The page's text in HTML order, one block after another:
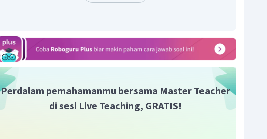
Dari gambar tersebut dapat terlihat bahwa ion tersebut memiliki
Perdalam pemahamanmu bersama Master Teacher
di sesi Live Teaching, GRATIS!